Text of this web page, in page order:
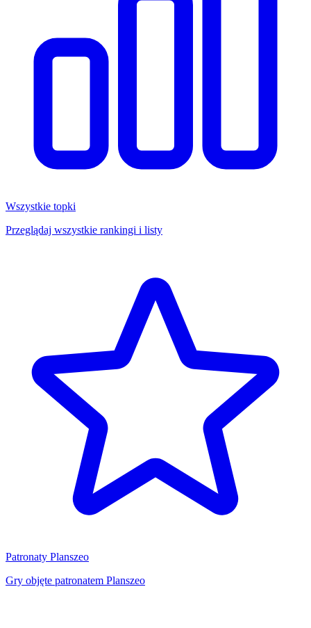
Wszystkie topki
Przeglądaj wszystkie rankingi i listy
Patronaty Planszeo
Gry objęte patronatem Planszeo